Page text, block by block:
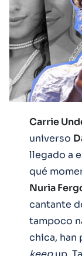
Carrie
universo
llegado a
qué
Nuria
cantante
tampoco
chica, han